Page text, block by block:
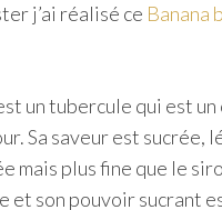
j’ai réalisé ce Banana
un tubercule qui est un
Sa saveur est sucrée,
mais plus fine que le
et son pouvoir sucrant